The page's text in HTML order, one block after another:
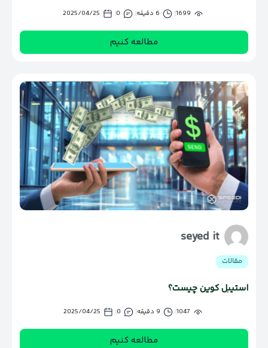
1699 6 دقیقه 0
2025/04/25
مطالعه کنیم
seyed it
مقالات
استیبل کوین چیست؟
1047 9 دقیقه 0
2025/04/25
مطالعه کنیم